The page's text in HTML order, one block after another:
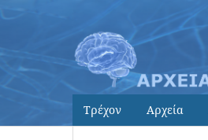
Τρέχον Αρχεία